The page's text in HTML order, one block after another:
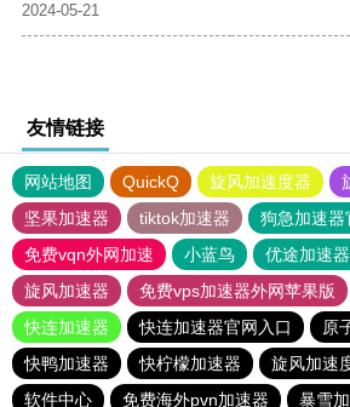
2024-05-21
友情链接
网站地图 QuickQ 旋风加速度器
坚果加速器
tiktok加速器
狗急加速器
免费vqn外网加速
小蓝鸟 优途加速
旋风加速器
免费vps加速器外网苹果版
快连加速器
快连加速器官网入口
原
快鸭加速器
快柠檬加速器 旋风加速
软件中心
免费海外pvn加速器 暴雪